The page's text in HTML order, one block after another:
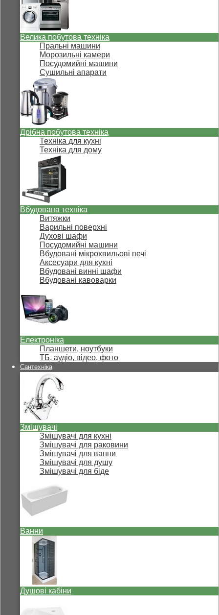
Велика побутова техніка
Пральні машини
Морозильні камери
Посудомийні машини
Сушильні апарати
Дрібна побутова техніка
Техніка для кухні
Техніка для дому
Вбудована техніка
Витяжки
Варильні поверхні
Духові шафи
Посудомийні машини
Вбудовані мікрохвильові печі
Аксесуари для кухні
Вбудовані винні шафи
Вбудовані кавоварки
Електроніка
Планшети, ноутбуки
ТБ, аудіо, відео, фото
Сантехніка
Змішувачі
Змішувачі для кухні
Змішувачі для раковини
Змішувачі для ванни
Змішувачі для душу
Змішувачі для біде
Ванни
Душові кабіни